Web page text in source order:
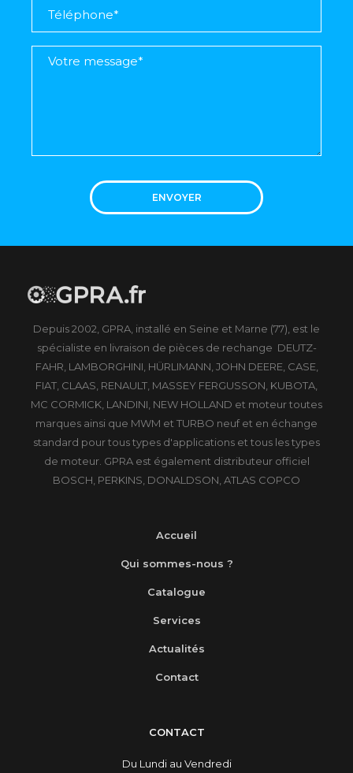
ENVOYER
Depuis 2002, GPRA, installé en Seine et Marne (77), est le
spécialiste en livraison de pièces de rechange DEUTZ-
FAHR, LAMBORGHINI, HÜRLIMANN, JOHN DEERE, CASE,
FIAT, CLAAS, RENAULT, MASSEY FERGUSSON, KUBOTA,
MC CORMICK, LANDINI, NEW HOLLAND et moteur toutes
marques ainsi que MWM et TURBO neuf et en échange
standard pour tous types d'applications et tous les types
de moteur. GPRA est également distributeur officiel
BOSCH, PERKINS, DONALDSON, ATLAS COPCO
Accueil
Qui sommes-nous ?
Catalogue
Services
Actualités
Contact
CONTACT
Du Lundi au Vendredi